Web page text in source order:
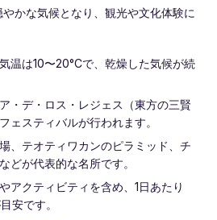
やかな気候となり、観光や文化体験に
温は10〜20°Cで、乾燥した気候が続
・デ・ロス・レジェス（東方の三賢
ェスティバルが行われます。
、テオティワカンのピラミッド、チ
どが代表的な名所です。
アクティビティを含め、1日あたり
安です。